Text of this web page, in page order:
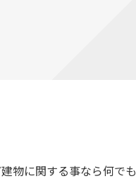
物に関する事なら何で